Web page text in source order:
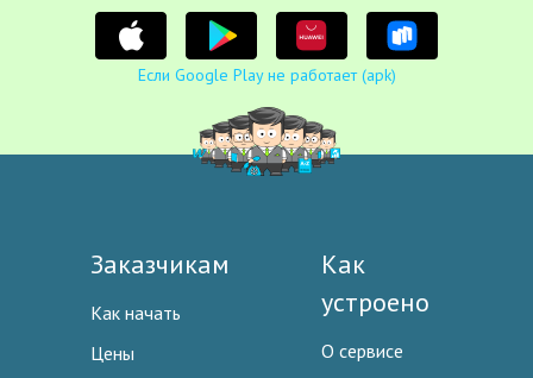
Если Google Play не работает (apk)
Заказчикам
Как начать
Цены
Как
устроено
О сервисе